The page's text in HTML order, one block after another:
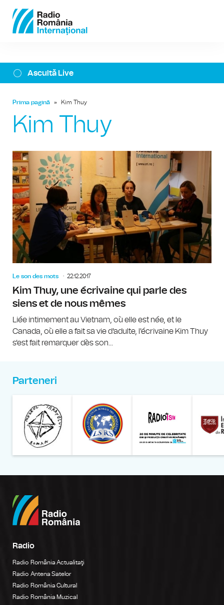
Ascultă Live
Prima pagină » Kim Thuy
Kim Thuy
Le son des mots 22.12.2017
Kim Thuy, une écrivaine qui parle des
siens et de nous mêmes
Liée intimement au Vietnam, où elle est née, et le
Canada, où elle a fait sa vie d'adulte, l'écrivaine Kim Thuy
s'est fait remarquer dès son...
Parteneri
Radio
Radio România Actualitaţi
Radio Antena Satelor
Radio România Cultural
Radio România Muzical